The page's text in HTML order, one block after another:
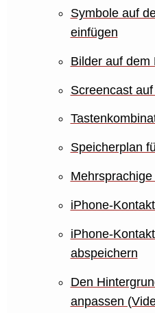
Symbole auf
einfügen
Bilder auf dem
Screencast
Speicherplan
iPhone-
iPhone-
abspeichern
Den
anpassen